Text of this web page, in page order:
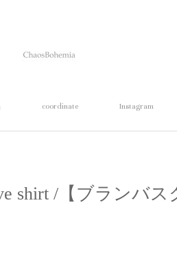
coordinate Instagram
shirt /【ブランバ